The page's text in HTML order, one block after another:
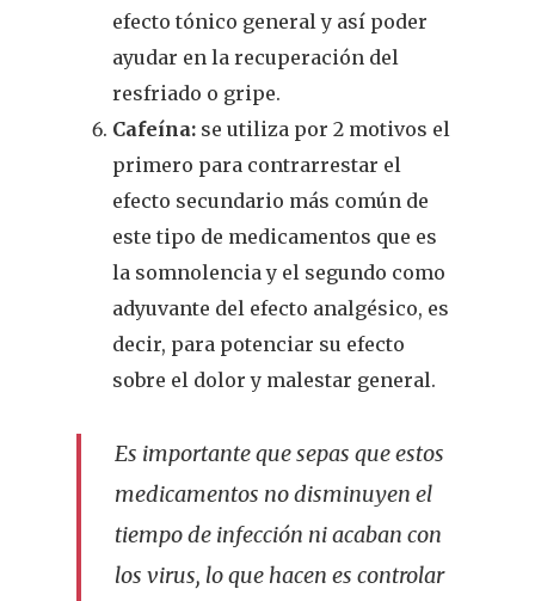
efecto tónico general y así poder
ayudar en la recuperación del
resfriado o gripe.
Cafeína: se utiliza por 2 motivos el
primero para contrarrestar el
efecto secundario más común de
este tipo de medicamentos que es
la somnolencia y el segundo como
adyuvante del efecto analgésico, es
decir, para potenciar su efecto
sobre el dolor y malestar general.
Es importante que sepas que estos
medicamentos no disminuyen el
tiempo de infección ni acaban con
los virus, lo que hacen es controlar